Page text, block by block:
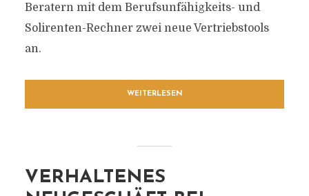
Beratern mit dem Berufsunfähigkeits- und
Solirenten-Rechner zwei neue Vertriebstools
an.
WEITERLESEN
VERHALTENES